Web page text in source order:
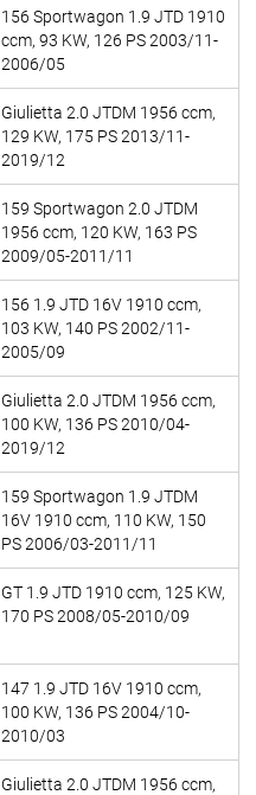
156 Sportwagon 1.9 JTD 1910
ccm, 93 KW, 126 PS 2003/11-
2006/05
Giulietta 2.0 JTDM 1956 ccm,
129 KW, 175 PS 2013/11-
2019/12
159 Sportwagon 2.0 JTDM
1956 ccm, 120 KW, 163 PS
2009/05-2011/11
156 1.9 JTD 16V 1910 ccm,
103 KW, 140 PS 2002/11-
2005/09
Giulietta 2.0 JTDM 1956 ccm,
100 KW, 136 PS 2010/04-
2019/12
159 Sportwagon 1.9 JTDM
16V 1910 ccm, 110 KW, 150
PS 2006/03-2011/11
GT 1.9 JTD 1910 ccm, 125 KW,
170 PS 2008/05-2010/09
147 1.9 JTD 16V 1910 ccm,
100 KW, 136 PS 2004/10-
2010/03
Giulietta 2.0 JTDM 1956 ccm,